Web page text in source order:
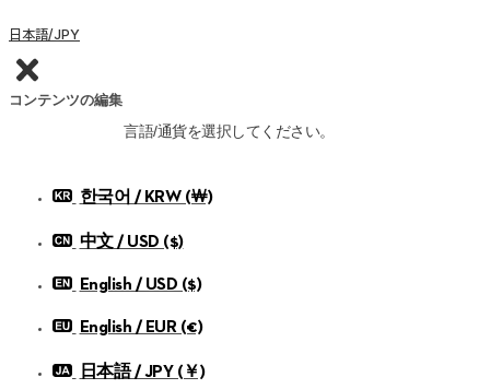
日本語/JPY
コンテンツの編集
言語/通貨を選択してください。
한국어 / KRW (￦)
中文 / USD ($)
English / USD ($)
English / EUR (€)
日本語 / JPY (￥)